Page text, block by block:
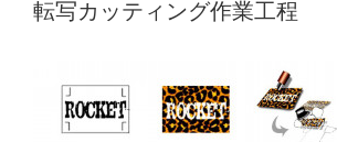
転写カッティング作業工程